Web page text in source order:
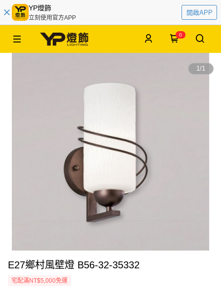
YP燈飾
立刻使用官方APP
開啟APP
0
1/1
E27鄉村風壁燈 B56-32-35332
宅配滿NT$5,000免運